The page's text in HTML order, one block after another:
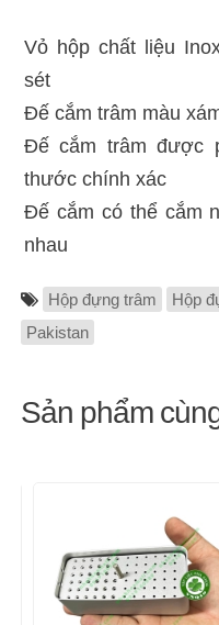
Vỏ hộp chất liệu
sét
Đế cắm trâm màu
Đế cắm trâm được
thước chính xác
Đế cắm có thể cắm
nhau
Hộp đựng trâm Hộp
Pakistan
Sản phẩm